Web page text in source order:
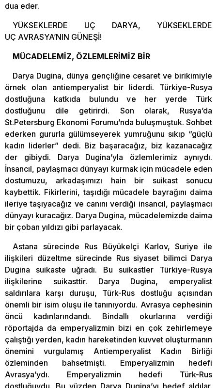
dua eder.
YÜKSEKLERDE UÇ DARYA, YÜKSEKLERDE
UÇ AVRASYA’NIN GÜNEŞİ!
MÜCADELEMİZ, ÖZLEMLERİMİZ BİR
Darya Dugina, dünya gençliğine cesaret ve birikimiyle
örnek olan antiemperyalist bir liderdi. Türkiye-Rusya
dostluğuna katkıda bulundu ve her yerde Türk
dostluğunu dile getirirdi. Son olarak, Rusya’da
St.Petersburg Ekonomi Forumu’nda buluşmuştuk. Sohbet
ederken gururla gülümseyerek yumruğunu sıkıp “güçlü
kadın liderler” dedi. Biz başaracağız, biz kazanacağız
der gibiydi. Darya Dugina’yla özlemlerimiz aynıydı.
İnsancıl, paylaşmacı dünyayı kurmak için mücadele eden
dostumuzu, arkadaşımızı hain bir suikast sonucu
kaybettik. Fikirlerini, taşıdığı mücadele bayrağını daima
ileriye taşıyacağız ve canını verdiği insancıl, paylaşmacı
dünyayı kuracağız. Darya Dugina, mücadelemizde daima
bir çoban yıldızı gibi parlayacak.
Astana sürecinde Rus Büyükelçi Karlov, Suriye ile
ilişkileri düzeltme sürecinde Rus siyaset bilimci Darya
Dugina suikaste uğradı. Bu suikastler Türkiye-Rusya
ilişkilerine suikasttir. Darya Dugina, emperyalist
saldırılara karşı duruşu, Türk-Rus dostluğu açısından
önemli bir isim oluşu ile tanınıyordu. Avrasya cephesinin
öncü kadınlarındandı. Bindallı okurlarına verdiği
röportajda da emperyalizmin bizi en çok zehirlemeye
çalıştığı yerden, kadın hareketinden kuvvet oluşturmanın
önemini vurgulamış Antiemperyalist Kadın Birliği
özleminden bahsetmişti. Emperyalizmin hedefi
Avrasya’ydı. Emperyalizmin hedefi Türk-Rus